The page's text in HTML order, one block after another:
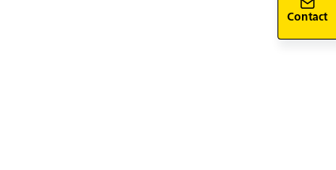
Contact